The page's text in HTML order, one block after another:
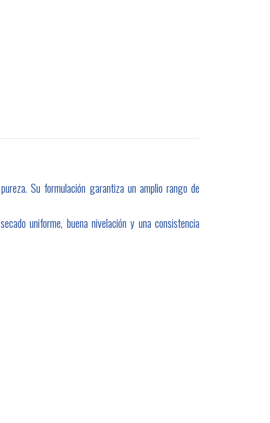
Su formulación garantiza un amplio rango de
uniforme, buena nivelación y una consistencia